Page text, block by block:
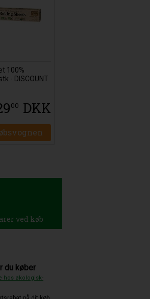
100%
- DISCOUNT
00 DKK
ved køb
du køber
hos økologisk-